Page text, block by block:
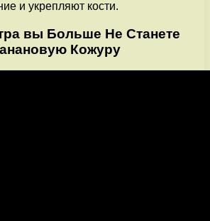
и укрепляют кости.
вы Больше Не Станете
Кожуру